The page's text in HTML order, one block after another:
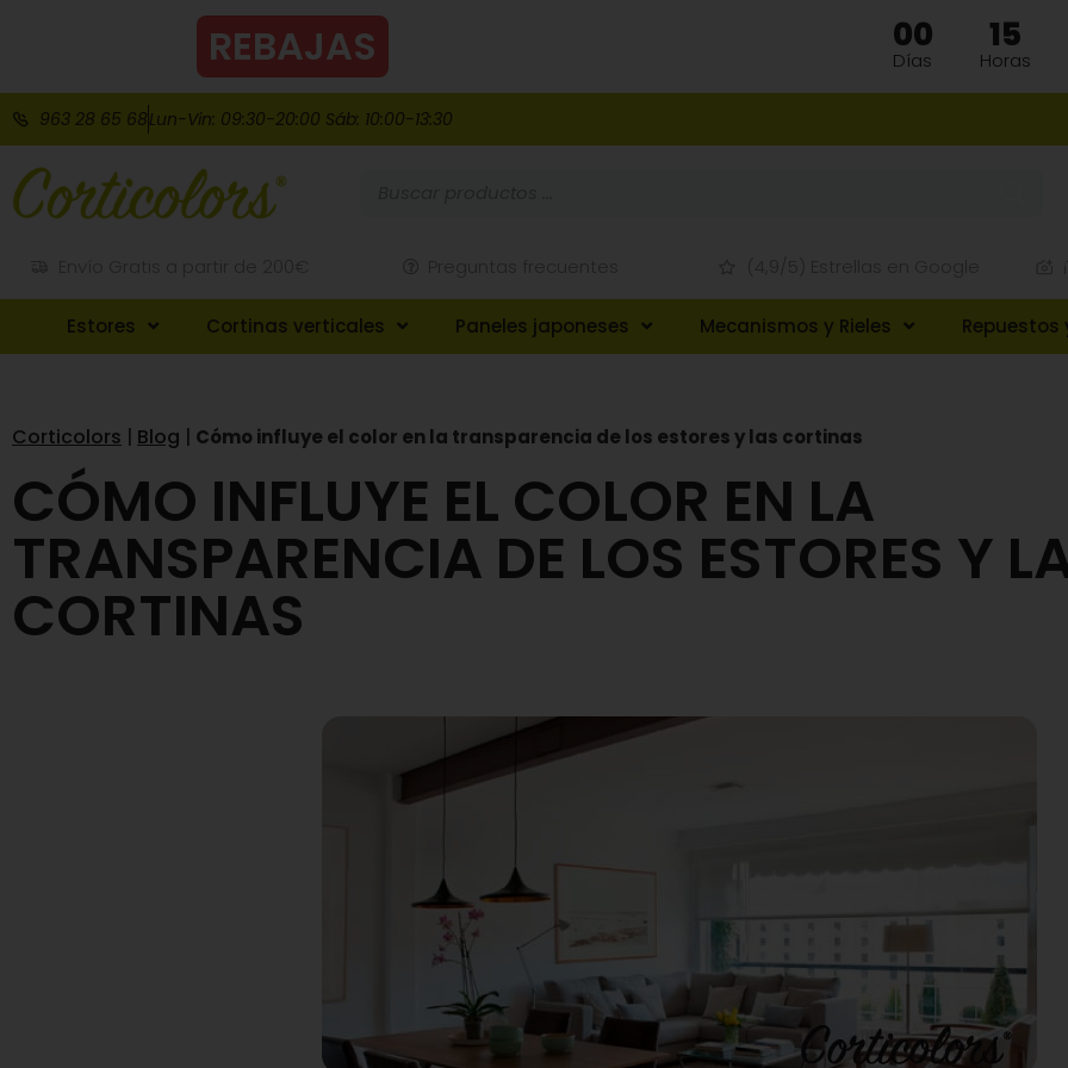
REBAJAS 00
Días
15
Horas
963 28 65 68Lun-Vin: 09:30-20:00 Sáb: 10:00-13:30
Estores Cortinas verticales Paneles japoneses Mecanismos y Rieles Repuestos
Corticolors | Blog | Cómo influye el color en la transparencia de los estores y las cortinas
CÓMO INFLUYE EL COLOR EN LA
TRANSPARENCIA DE LOS ESTORES Y
CORTINAS